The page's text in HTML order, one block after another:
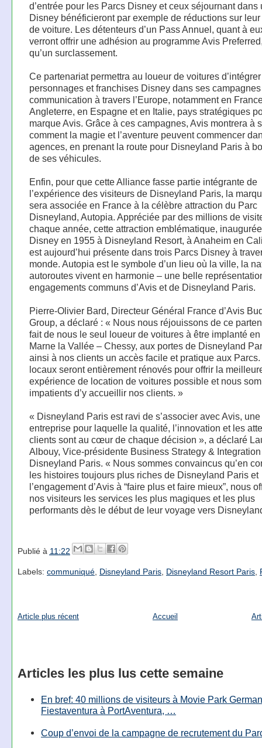
d’entrée pour les Parcs Disney et ceux séjournant dans
Disney bénéficieront par exemple de réductions sur
de voiture. Les détenteurs d’un Pass Annuel, quant à
verront offrir une adhésion au programme Avis
qu’un surclassement.
Ce partenariat permettra au loueur de voitures
personnages et franchises Disney dans ses
communication à travers l’Europe, notamment en
Angleterre, en Espagne et en Italie, pays stratégiques
marque Avis. Grâce à ces campagnes, Avis montrera à
comment la magie et l’aventure peuvent commencer
agences, en prenant la route pour Disneyland Paris à
de ses véhicules.
Enfin, pour que cette Alliance fasse partie intégrante de
l’expérience des visiteurs de Disneyland Paris, la
sera associée en France à la célèbre attraction du Parc
Disneyland, Autopia. Appréciée par des millions de
chaque année, cette attraction emblématique,
Disney en 1955 à Disneyland Resort, à Anaheim en
est aujourd’hui présente dans trois Parcs Disney à
monde. Autopia est le symbole d’un lieu où la ville, la
autoroutes vivent en harmonie – une belle
engagements communs d’Avis et de Disneyland Paris.
Pierre-Olivier Bard, Directeur Général France d’Avis
Group, a déclaré : « Nous nous réjouissons de ce
fait de nous le seul loueur de voitures à être implanté
Marne la Vallée – Chessy, aux portes de Disneyland
ainsi à nos clients un accès facile et pratique aux
locaux seront entièrement rénovés pour offrir la
expérience de location de voitures possible et nous
impatients d’y accueillir nos clients. »
« Disneyland Paris est ravi de s’associer avec Avis, une
entreprise pour laquelle la qualité, l’innovation et les
clients sont au cœur de chaque décision », a déclaré
Albouy, Vice-présidente Business Strategy &
Disneyland Paris. « Nous sommes convaincus qu’en
les histoires toujours plus riches de Disneyland Paris et
l’engagement d’Avis à “faire plus et faire mieux”, nous
nos visiteurs les services les plus magiques et les plus
performants dès le début de leur voyage vers
Publié à 11:22
Labels: communiqué, Disneyland Paris, Disneyland Resort Paris,
Article plus récent Accueil
Articles les plus lus cette semaine
En bref: 40 millions de visiteurs à Movie Park
Fiestaventura à PortAventura, …
Coup d’envoi de la campagne de recrutement du